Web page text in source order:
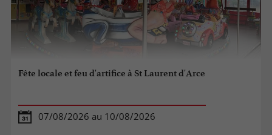
Fête locale et feu d'artifice à St Laurent d'Arce
07/08/2026 au 10/08/2026